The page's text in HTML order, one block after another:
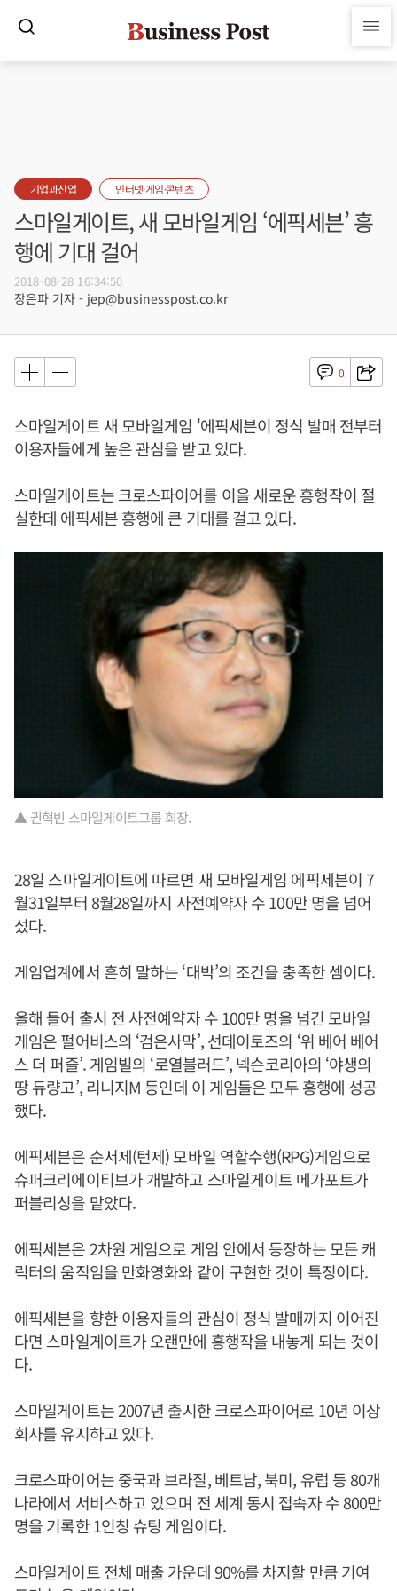
기업과산업 인터넷·게임·콘텐츠
스마일게이트, 새 모바일게임 ‘에픽세븐’ 흥
행에 기대 걸어
2018-08-28 16:34:50
장은파 기자 - jep@businesspost.co.kr
0
스마일게이트 새 모바일게임 '에픽세븐이 정식 발매 전부터
이용자들에게 높은 관심을 받고 있다.
스마일게이트는 크로스파이어를 이을 새로운 흥행작이 절
실한데 에픽세븐 흥행에 큰 기대를 걸고 있다.
▲ 권혁빈 스마일게이트그룹 회장.
28일 스마일게이트에 따르면 새 모바일게임 에픽세븐이 7
월31일부터 8월28일까지 사전예약자 수 100만 명을 넘어
섰다.
게임업계에서 흔히 말하는 ‘대박’의 조건을 충족한 셈이다.
올해 들어 출시 전 사전예약자 수 100만 명을 넘긴 모바일
게임은 펄어비스의 ‘검은사막’, 선데이토즈의 ‘위 베어 베어
스 더 퍼즐’. 게임빌의 ‘로열블러드’, 넥슨코리아의 ‘야생의
땅 듀량고’, 리니지M 등인데 이 게임들은 모두 흥행에 성공
했다.
에픽세븐은 순서제(턴제) 모바일 역할수행(RPG)게임으로
슈퍼크리에이티브가 개발하고 스마일게이트 메가포트가
퍼블리싱을 맡았다.
에픽세븐은 2차원 게임으로 게임 안에서 등장하는 모든 캐
릭터의 움직임을 만화영화와 같이 구현한 것이 특징이다.
에픽세븐을 향한 이용자들의 관심이 정식 발매까지 이어진
다면 스마일게이트가 오랜만에 흥행작을 내놓게 되는 것이
다.
스마일게이트는 2007년 출시한 크로스파이어로 10년 이상
회사를 유지하고 있다.
크로스파이어는 중국과 브라질, 베트남, 북미, 유럽 등 80개
나라에서 서비스하고 있으며 전 세계 동시 접속자 수 800만
명을 기록한 1인칭 슈팅 게임이다.
스마일게이트 전체 매출 가운데 90%를 차지할 만큼 기여